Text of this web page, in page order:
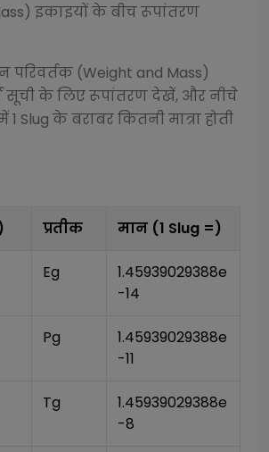
इकाइयों के बीच रूपांतरण
परिवर्तक (Weight and Mass)
सूची के लिए रूपांतरण देखें, और नीचे
1 Slug के बराबर कितनी मात्रा होती
प्रतीक मान (1 Slug =)
Eg
1.45939029388e
-14
Pg
1.45939029388e
-11
Tg
1.45939029388e
-8